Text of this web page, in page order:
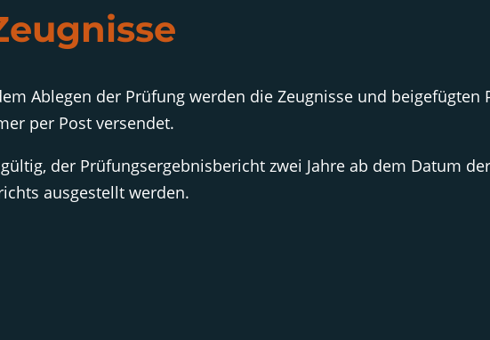
Ablegen der Prüfung werden die Zeugnisse und
per Post versendet.
der Prüfungsergebnisbericht zwei Jahre ab dem Datum
ausgestellt werden.